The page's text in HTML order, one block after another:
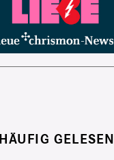
HÄUFIG GELESEN